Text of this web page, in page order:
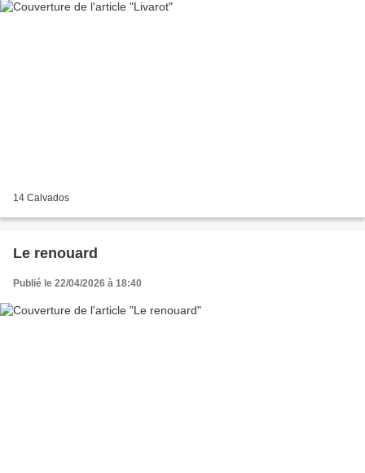
14 Calvados
Le renouard
Publié le 22/04/2026 à 18:40